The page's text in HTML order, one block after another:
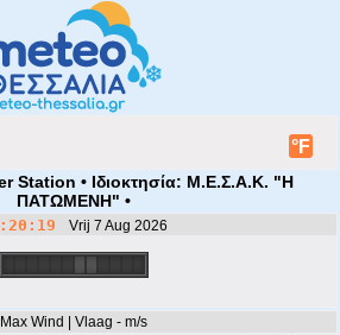
°F
Station • Ιδιοκτησία: Μ.Ε.Σ.Α.Κ. "Η
ΠΑΤΩΜΕΝΗ" •
Vrij 7 Aug 2026
Max Wind | Vlaag - m/s